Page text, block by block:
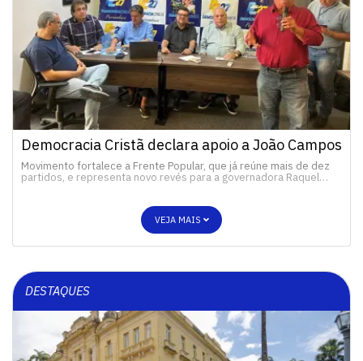
Democracia Cristã declara apoio a João Campos
Movimento fortalece a Frente Popular, que já reúne mais de dez
partidos, e representa novo revés para a governadora Raquel…
VEJA MAIS
DESTAQUES